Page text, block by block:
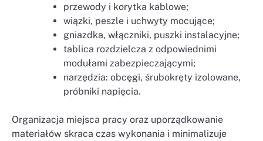
przewody i korytka kablowe;
wiązki, peszle i uchwyty mocujące;
gniazdka, włączniki, puszki instalacyjne;
tablica rozdzielcza z odpowiednimi
modułami zabezpieczającymi;
narzędzia: obcęgi, śrubokręty izolowane,
próbniki napięcia.
Organizacja miejsca pracy oraz uporządkowanie
materiałów skraca czas wykonania i minimalizuje